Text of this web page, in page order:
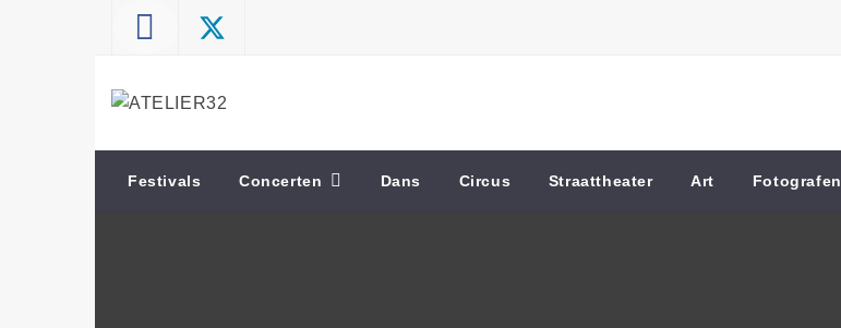
ATELIER32
Festivals Concerten Dans Circus Straattheater Art Fotografen